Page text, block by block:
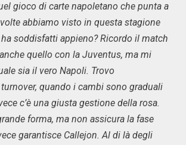
gioco di carte napoletano che punta a
abbiamo visto in questa stagione
soddisfatti appieno? Ricordo il match
quello con la Juventus, ma mi
sia il vero Napoli. Trovo
quando i cambi sono graduali
c’è una giusta gestione della rosa.
forma, ma non assicura la fase
garantisce Callejon. Al di là degli